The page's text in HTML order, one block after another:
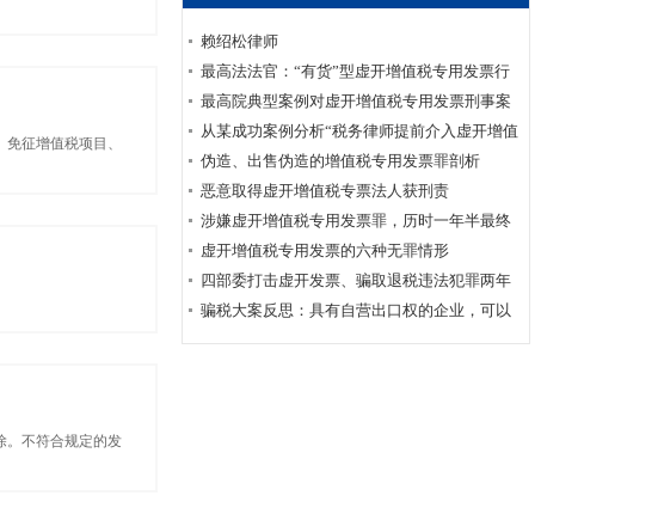
征增值税项目、
。不符合规定的发
赖绍松律师
最高法法官：“有货”型虚开增值税专用发票行
为定性
最高院典型案例对虚开增值税专用发票刑事案
件司法实践的影响
从某成功案例分析“税务律师提前介入虚开增值
税专用发票罪的重要性”
伪造、出售伪造的增值税专用发票罪剖析
恶意取得虚开增值税专票法人获刑责
涉嫌虚开增值税专用发票罪，历时一年半最终
凭啥无罪？
虚开增值税专用发票的六种无罪情形
四部委打击虚开发票、骗取退税违法犯罪两年
专项行动工作推进会议在京召开
骗税大案反思：具有自营出口权的企业，可以
代理出口业务吗？